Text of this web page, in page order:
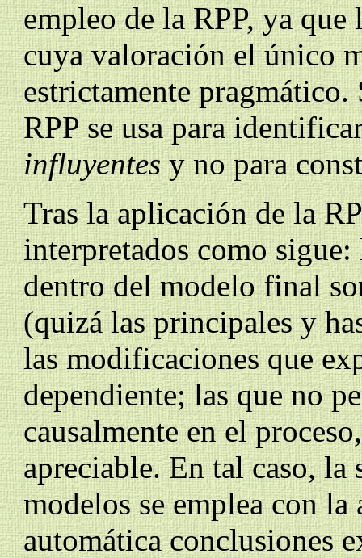
empleo de la RPP, ya
cuya valoración el único
estrictamente pragmático.
RPP se usa para
influyentesy no para
Tras la aplicación de la
interpretados como sigue:
dentro del modelo final
(quizá las principales y
las modificaciones que
dependiente; las que no
causalmente en el
apreciable.En tal caso,la
modelosse emplea con la
automática conclusiones